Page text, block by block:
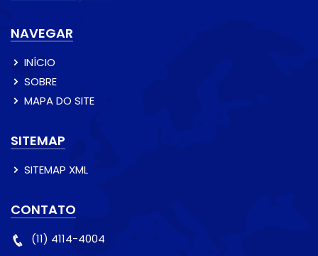
NAVEGAR
INÍCIO
SOBRE
MAPA DO SITE
SITEMAP
SITEMAP XML
CONTATO
(11) 4114-4004